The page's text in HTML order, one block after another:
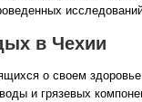
в Чехии
о своем
и грязевых